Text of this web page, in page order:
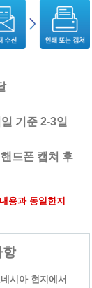
기준 2-3일
드폰 캡쳐 후
용과 동일한지
항
시아 현지에서